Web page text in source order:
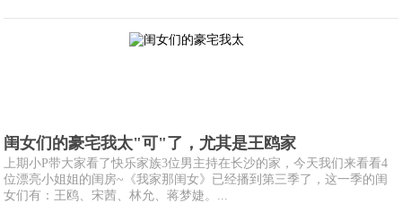
闺女们的豪宅我太"可"了，尤其是王鸥家
上期小P带大家看了快乐家族3位男主持在长沙的家，今天我们来看看4
位漂亮小姐姐的闺房~《我家那闺女》已经播到第三季了，这一季的闺
女们有：王鸥、宋茜、林允、蒋梦婕。...